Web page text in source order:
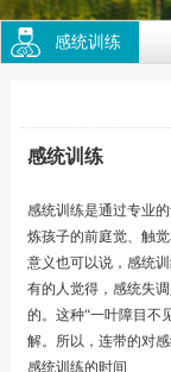
感统训练
感统训练
感统训练是通过专业
炼孩子的前庭觉、触
意义也可以说，感统
有的人觉得，感统失
的。这种“一叶障目不
解。所以，连带的对
感统训练的时间